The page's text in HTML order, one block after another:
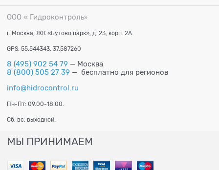
ООО « Гидроконтроль»
г. Москва, ЖК «Бутово парк», д. 23, корп. 2А.
GPS: 55.544343, 37.587260
8 (495) 902 54 79 — Москва
8 (800) 505 27 39 — бесплатно для регионов
info@hidrocontrol.ru
Пн-Пт: 09.00-18.00.
Сб, вс: выходной.
МЫ ПРИНИМАЕМ